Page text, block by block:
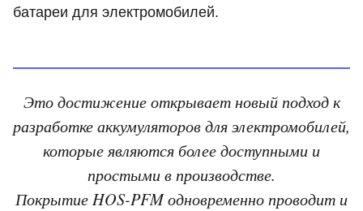
батареи для электромобилей.
Это достижение открывает новый подход к
разработке аккумуляторов для электромобилей,
которые являются более доступными и
простыми в производстве.
Покрытие HOS-PFM одновременно проводит и